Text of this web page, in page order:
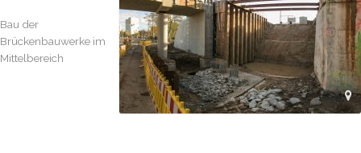
Bau der
Brückenbauwerke im
Mittelbereich